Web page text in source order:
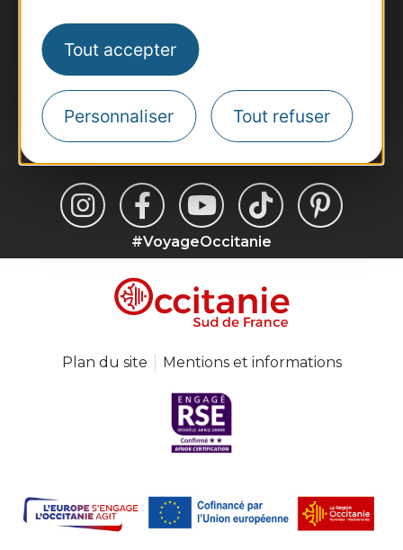
Tout accepter
Personnaliser Tout refuser
Inscrivez-vous à la lettre d'information
Destination Occitanie pour recevoir des
suggestions de séjours, de visites et de sorties.
Je m'abonne
#VoyageOccitanie
Plan du site Mentions et informations